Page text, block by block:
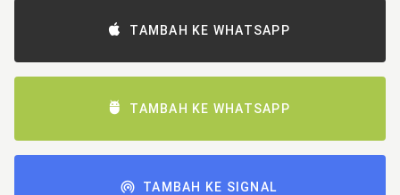
TAMBAH KE WHATSAPP
TAMBAH KE WHATSAPP
TAMBAH KE SIGNAL